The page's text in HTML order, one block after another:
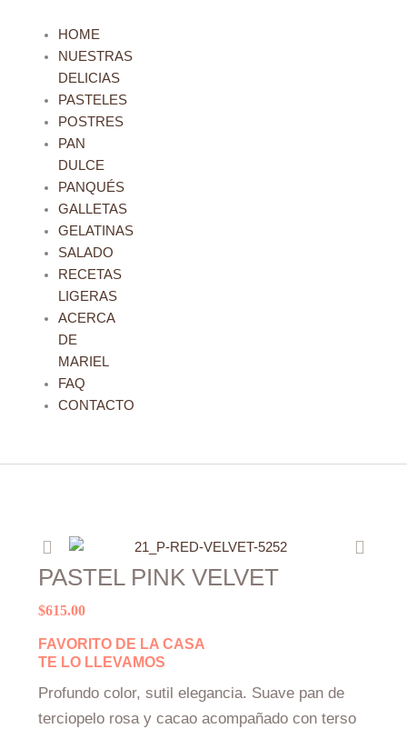
HOME
NUESTRAS
DELICIAS
PASTELES
POSTRES
PAN
DULCE
PANQUÉS
GALLETAS
GELATINAS
SALADO
RECETAS
LIGERAS
ACERCA
DE
MARIEL
FAQ
CONTACTO
Previo
PASTEL PINK VELVET
$615.00
FAVORITO DE LA CASA
TE LO LLEVAMOS
Profundo color, sutil elegancia. Suave pan de
terciopelo rosa y cacao acompañado con terso